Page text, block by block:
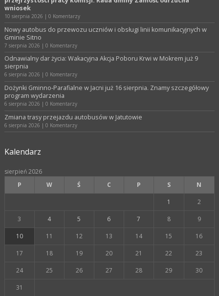
wniosek
10 sierpnia 2026 | 0 Komentarzy
Nowy autobus do przewozu uczniów i obsługi linii komunikacyjnych w
Gminie Sitno
7 sierpnia 2026 | 0 Komentarzy
Odnawialny dar życia: Wakacyjna Akcja Poboru Krwi w Mokrem już 9
sierpnia
6 sierpnia 2026 | 0 Komentarzy
Dożynki Gminno-Parafialne w Jacni już 16 sierpnia. Znamy szczegółowy
program wydarzenia
6 sierpnia 2026 | 0 Komentarzy
Zmiana trasy przejazdu autobusów w Jatutowie
6 sierpnia 2026 | 0 Komentarzy
Kalendarz
sierpień 2026
P
W Ś C P S N
1 2
3 4 5 6 7 8 9
10 11 12 13 14 15 16
17 18 19 20 21 22 23
24 25 26 27 28 29 30
31